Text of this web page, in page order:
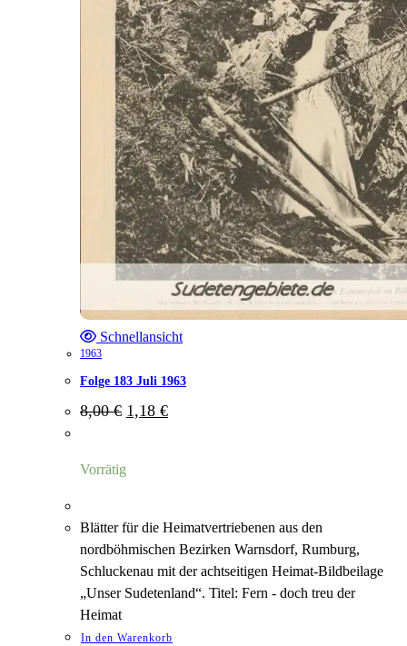
Schnellansicht
1963
Folge 183 Juli 1963
8,00€ Ursprünglicher
Preis
1,18 €Aktueller
Vorrätig
Blätter für die Heimatvertriebenen aus den
nordböhmischen Bezirken Warnsdorf, Rumburg,
Schluckenau mit der achtseitigen Heimat-Bildbeilage
„Unser Sudetenland“. Titel: Fern - doch treu der
Heimat
In den Warenkorb